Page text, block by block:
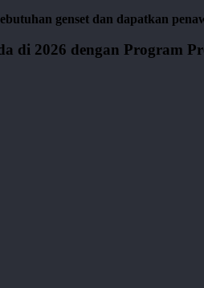
genset dan dapatkan
di 2026 dengan Program